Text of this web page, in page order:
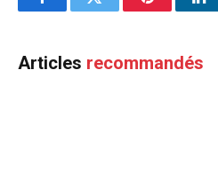
FacebookTwitter Pinterest
Articles recommandés